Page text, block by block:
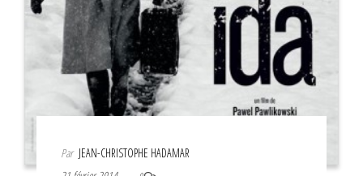
Par JEAN-CHRISTOPHE HADAMAR